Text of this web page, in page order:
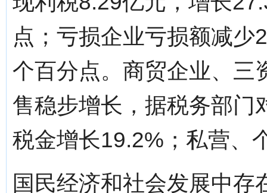
点；亏损企业亏损额减
个百分点。商贸企业、三
售稳步增长，据税务部门
税金增长19.2%；私营、
国民经济和社会发展中